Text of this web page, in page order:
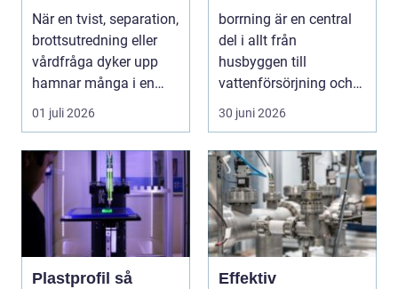
livet förändras
När en tvist, separation,
brottsutredning eller
vårdfråga dyker upp
hamnar många i en
situation de a...
01 juli 2026
hållbara projekt
borrning är en central
del i allt från
husbyggen till
vattenförsörjning och
stora
30 juni 2026
Plastprofil så
Effektiv